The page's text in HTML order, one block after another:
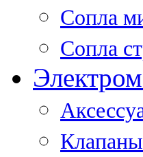
Сопла
Сопла